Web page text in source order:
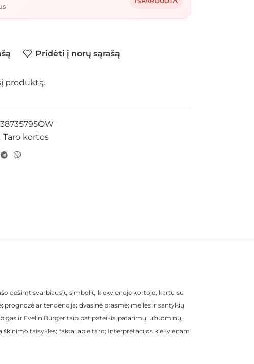
Pridėti į norų sąrašą
produktą.
Taro kortos
dešimt svarbiausių simbolių kiekvienoje kortoje, kartu su
ar tendencija; dvasinė prasmė; meilės ir santykių
ir Evelin Bürger taip pat pateikia patarimų, užuominų,
taisyklės; faktai apie taro; Interpretacijos kiekvienam